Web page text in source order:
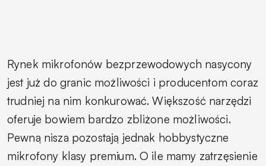
Rynek mikrofonów bezprzewodowych nasycony
jest już do granic możliwości i producentom coraz
trudniej na nim konkurować. Większość narzędzi
oferuje bowiem bardzo zbliżone możliwości.
Pewną nisza pozostają jednak hobbystyczne
mikrofony klasy premium. O ile mamy zatrzęsienie